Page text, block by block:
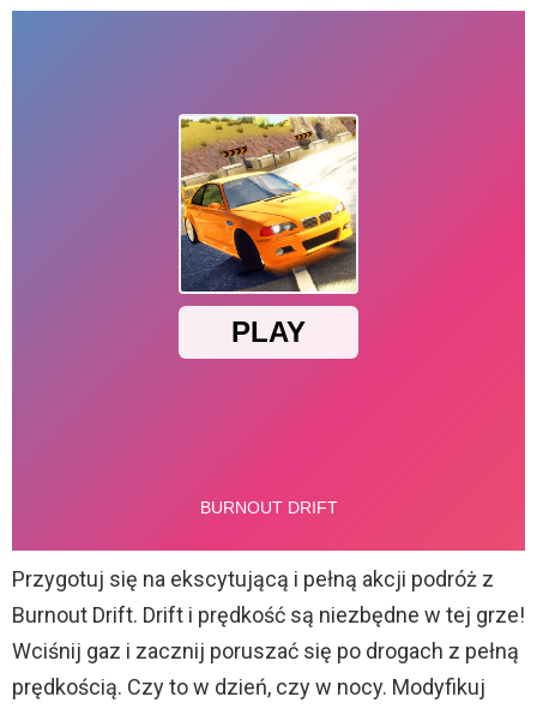
Przygotuj się na ekscytującą i pełną akcji podróż z
Burnout Drift. Drift i prędkość są niezbędne w tej grze!
Wciśnij gaz i zacznij poruszać się po drogach z pełną
prędkością. Czy to w dzień, czy w nocy. Modyfikuj